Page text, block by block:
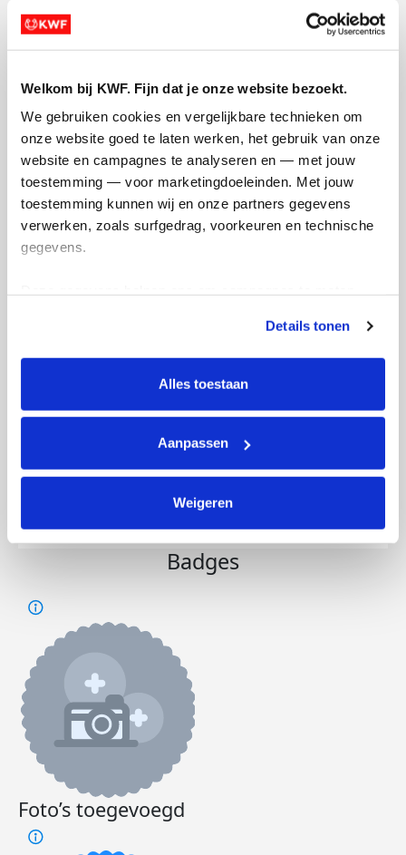
Welkom bij KWF. Fijn dat je onze website bezoekt.
We gebruiken cookies en vergelijkbare technieken om
onze website goed te laten werken, het gebruik van onze
website en campagnes te analyseren en — met jouw
toestemming — voor marketingdoeleinden. Met jouw
toestemming kunnen wij en onze partners gegevens
verwerken, zoals surfgedrag, voorkeuren en technische
gegevens.
tonen. Je kunt je toestemming op elk moment wijzigen of
intrekken via Cookie instellingen onderaan de pagina. De
lijst met cookies is te vinden in het tabblad “details”.
Details tonen
Alles toestaan
Aanpassen
Weigeren
Opgehaald Streefbedrag
Doneer Word lid van mijn team
Updates
Laat even weten of u mij wilt sponsoren
het sponsorbedrag overmaken wanneer
ik de prestatie volbracht heb. Alvast
bedankt voor de extra motivatie!
Badges
Foto’s toegevoegd